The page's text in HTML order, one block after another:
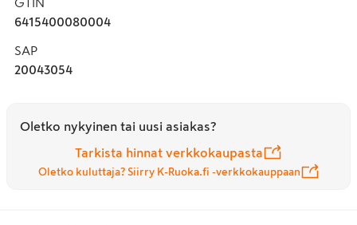
6415400080004
SAP
20043054
Oletko nykyinen tai uusi asiakas?
Tarkista hinnat verkkokaupasta
Oletko kuluttaja? Siirry K-Ruoka.fi -verkkokauppaan